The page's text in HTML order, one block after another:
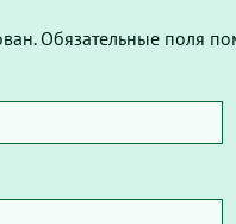
Обязательные поля